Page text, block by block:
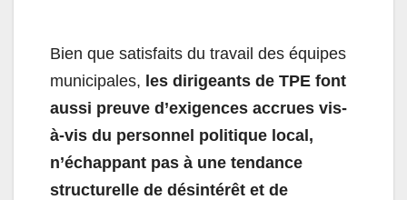
Bien que satisfaits du travail des équipes
municipales, les dirigeants de TPE font
aussi preuve d’exigences accrues vis-
à-vis du personnel politique local,
n’échappant pas à une tendance
structurelle de désintérêt et de